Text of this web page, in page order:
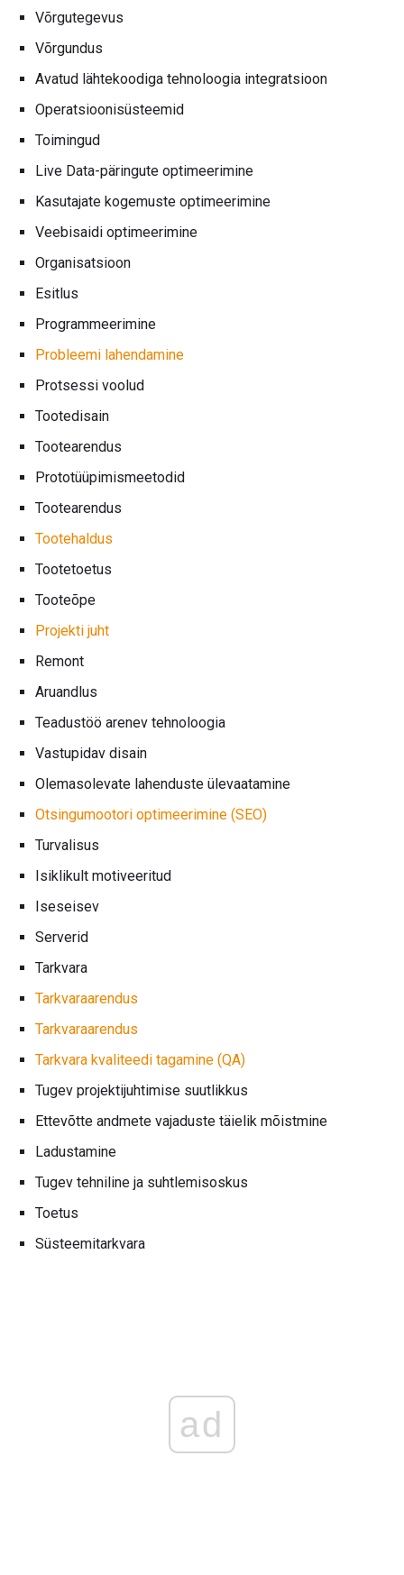
Võrgutegevus
Võrgundus
Avatud lähtekoodiga tehnoloogia integratsioon
Operatsioonisüsteemid
Toimingud
Live Data-päringute optimeerimine
Kasutajate kogemuste optimeerimine
Veebisaidi optimeerimine
Organisatsioon
Esitlus
Programmeerimine
Probleemi lahendamine
Protsessi voolud
Tootedisain
Tootearendus
Prototüüpimismeetodid
Tootearendus
Tootehaldus
Tootetoetus
Tooteõpe
Projekti juht
Remont
Aruandlus
Teadustöö arenev tehnoloogia
Vastupidav disain
Olemasolevate lahenduste ülevaatamine
Otsingumootori optimeerimine (SEO)
Turvalisus
Isiklikult motiveeritud
Iseseisev
Serverid
Tarkvara
Tarkvaraarendus
Tarkvaraarendus
Tarkvara kvaliteedi tagamine (QA)
Tugev projektijuhtimise suutlikkus
Ettevõtte andmete vajaduste täielik mõistmine
Ladustamine
Tugev tehniline ja suhtlemisoskus
Toetus
Süsteemitarkvara
ad